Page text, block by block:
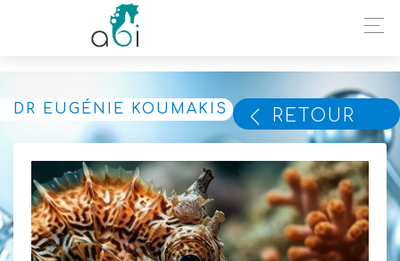
DR EUGÉNIE KOUMAKIS RETOUR